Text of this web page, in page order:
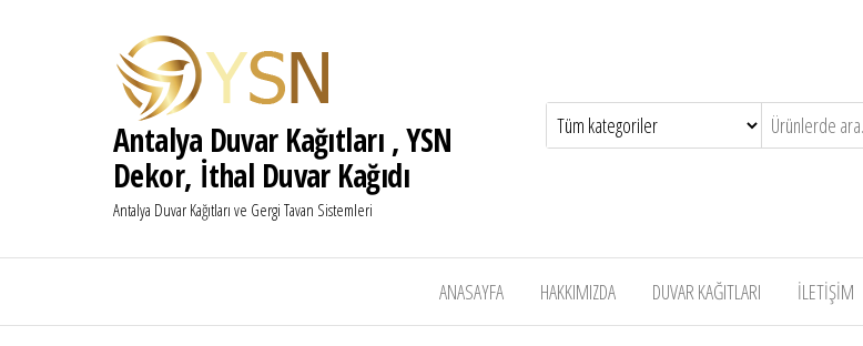
Antalya Duvar Kağıtları , YSN
Dekor, İthal Duvar Kağıdı
Antalya Duvar Kağıtları ve Gergi Tavan Sistemleri
ANASAYFA HAKKIMIZDA DUVAR KAĞITLARI İLETİŞİM